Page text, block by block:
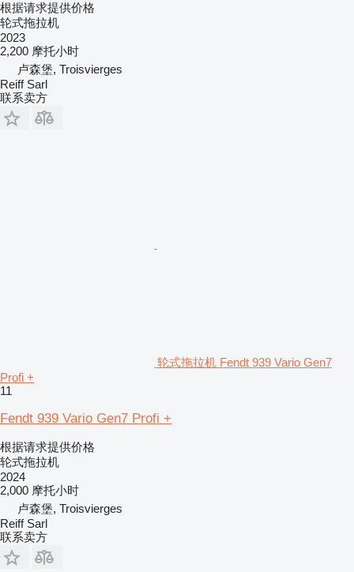
根据请求提供价格
轮式拖拉机
2023
2,200 摩托小时
卢森堡, Troisvierges
Reiff Sarl
联系卖方
轮式拖拉机 Fendt 939 Vario Gen7
Profi +
11
Fendt 939 Vario Gen7 Profi +
根据请求提供价格
轮式拖拉机
2024
2,000 摩托小时
卢森堡, Troisvierges
Reiff Sarl
联系卖方